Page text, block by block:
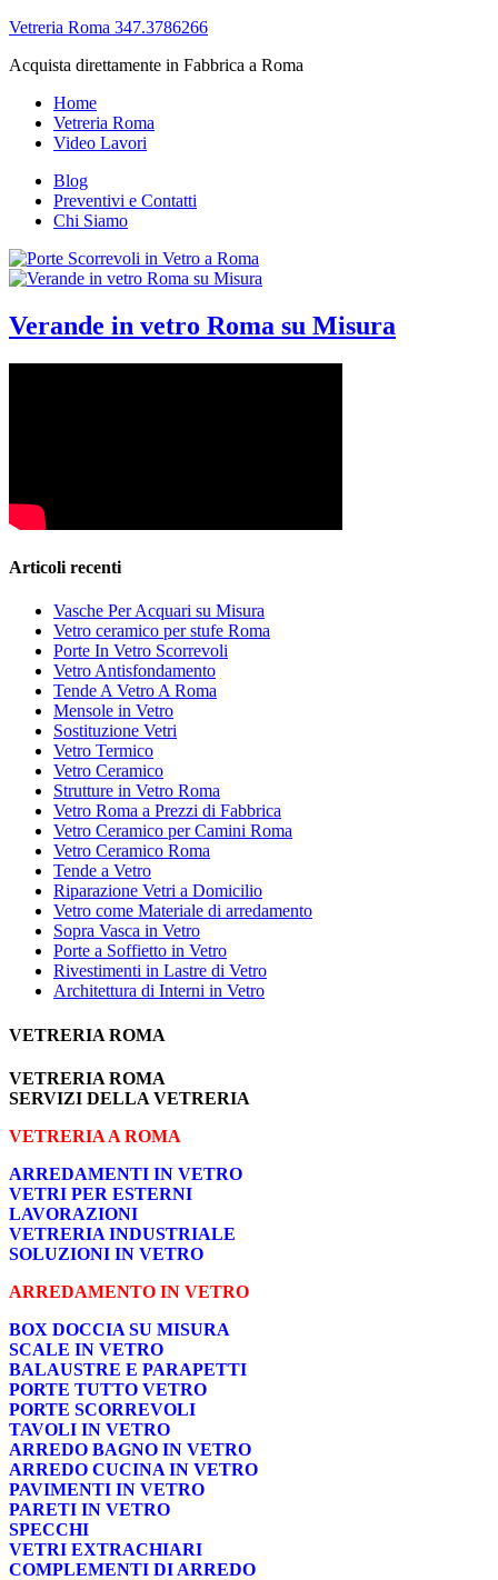
Vetreria Roma 347.3786266
Acquista direttamente in Fabbrica a Roma
Home
Vetreria Roma
Video Lavori
Blog
Preventivi e Contatti
Chi Siamo
Verande in vetro Roma su Misura
Articoli recenti
Vasche Per Acquari su Misura
Vetro ceramico per stufe Roma
Porte In Vetro Scorrevoli
Vetro Antisfondamento
Tende A Vetro A Roma
Mensole in Vetro
Sostituzione Vetri
Vetro Termico
Vetro Ceramico
Strutture in Vetro Roma
Vetro Roma a Prezzi di Fabbrica
Vetro Ceramico per Camini Roma
Vetro Ceramico Roma
Tende a Vetro
Riparazione Vetri a Domicilio
Vetro come Materiale di arredamento
Sopra Vasca in Vetro
Porte a Soffietto in Vetro
Rivestimenti in Lastre di Vetro
Architettura di Interni in Vetro
VETRERIA ROMA
VETRERIA ROMA
SERVIZI DELLA VETRERIA
VETRERIA A ROMA
ARREDAMENTI IN VETRO
VETRI PER ESTERNI
LAVORAZIONI
VETRERIA INDUSTRIALE
SOLUZIONI IN VETRO
ARREDAMENTO IN VETRO
BOX DOCCIA SU MISURA
SCALE IN VETRO
BALAUSTRE E PARAPETTI
PORTE TUTTO VETRO
PORTE SCORREVOLI
TAVOLI IN VETRO
ARREDO BAGNO IN VETRO
ARREDO CUCINA IN VETRO
PAVIMENTI IN VETRO
PARETI IN VETRO
SPECCHI
VETRI EXTRACHIARI
COMPLEMENTI DI ARREDO